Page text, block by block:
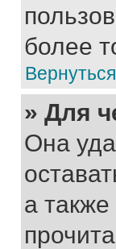
более
» Для
Она
а